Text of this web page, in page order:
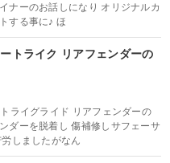
ナーのお話しになり オリジナルカ
する事に♪ ほ
トライク リアフェンダーの
ライグライド リアフェンダーの
ダーを脱着し 傷補修しサフェーサ
しましたがなん